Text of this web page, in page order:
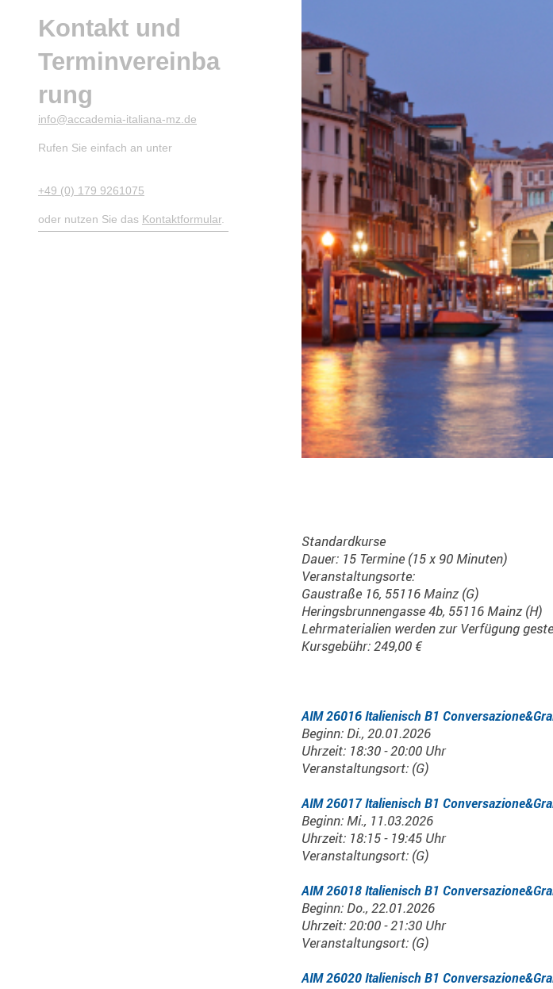
Standardkurse
Dauer: 15 Termine (15 x 90 Minuten)
Veranstaltungsorte:
Gaustraße 16, 55116 Mainz (G)
Heringsbrunnengasse 4b, 55116 Mainz (H)
Lehrmaterialien werden zur Verfügung
Kursgebühr: 249,00 €
AIM 26016 Italienisch B1
Beginn: Di., 20.01.2026
Uhrzeit: 18:30 - 20:00 Uhr
Veranstaltungsort: (G)
AIM 26017 Italienisch B1
Beginn: Mi., 11.03.2026
Uhrzeit: 18:15 - 19:45 Uhr
Veranstaltungsort: (G)
AIM 26018 Italienisch B1
Beginn: Do., 22.01.2026
Uhrzeit: 20:00 - 21:30 Uhr
Veranstaltungsort: (G)
AIM 26020 Italienisch B1
Kontakt und
Terminvereinba
rung
info@accademia-italiana-mz.de
Rufen Sie einfach an unter
+49 (0) 179 9261075
oder nutzen Sie das Kontaktformular.